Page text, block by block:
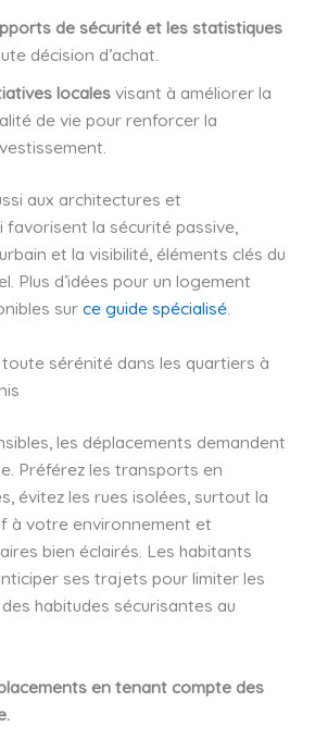
de sécurité et les statistiques
décision d’achat.
localesvisant à améliorer la
de vie pour renforcer la
aux architectures et
favorisent la sécurité passive,
et la visibilité, éléments clés du
Plus d’idées pour un logement
sur ce guide spécialisé.
sérénité dans les quartiers à
les déplacements demandent
Préférez les transports en
évitez les rues isolées, surtout la
à votre environnement et
bien éclairés. Les habitants
ses trajets pour limiter les
habitudes sécurisantes au
en tenant compte des